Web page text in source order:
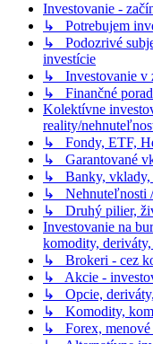
Investovanie -
↳ Potrebujem
↳ Podozrivé
investície
↳ Investovanie v
↳ Finančné
Kolektívne
reality/
↳ Fondy, ETF,
↳ Garantované
↳ Banky, vklady,
↳ Nehnuteľnosti /
↳ Druhý pilier,
Investovanie na
komodity,
↳ Brokeri - cez
↳ Akcie -
↳ Opcie,
↳ Komodity,
↳ Forex, menové